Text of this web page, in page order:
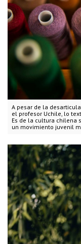
A pesar de la
el profesor Uchile, lo
Es de la cultura chilena
un movimiento juvenil